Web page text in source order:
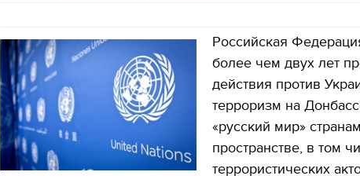
Российская
более чем двух лет
действия против
терроризм на
«русский мир»
пространстве, в том
террористических